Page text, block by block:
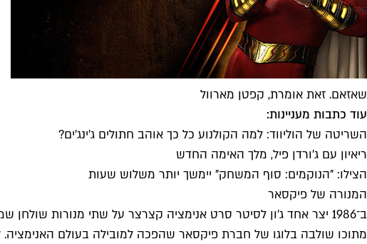
שאזאם. זאת אומרת, קפטן מארוול
עוד כתבות מעניינות:
השריטה של הוליווד: למה הקולנוע כל כך אוהב חתולים ג'ינג'ים?
ריאיון עם ג'ורדן פיל, מלך האימה החדש
הצילו: "הנוקמים: סוף המשחק" יימשך יותר משלוש שעות
המנורה של פיקסאר
ב־1986 יצר אחד ג'ון לסיטר סרט אנימציה קצרצר על שתי מנורות